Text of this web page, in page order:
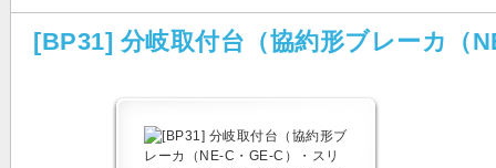
[BP31] 分岐取付台（協約形ブレーカ（